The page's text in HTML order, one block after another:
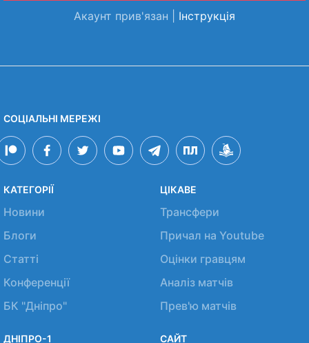
Акаунт прив'язан | Інструкція
СОЦІАЛЬНІ МЕРЕЖІ
КАТЕГОРІЇ
Новини
Блоги
Статті
Конференції
БК "Дніпро"
ЦІКАВЕ
Трансфери
Причал на Youtube
Оцінки гравцям
Аналіз матчів
Прев'ю матчів
ДНІПРО-1 САЙТ